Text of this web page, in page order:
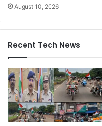
August 10, 2026
Recent Tech News